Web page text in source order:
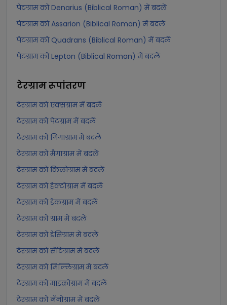
पेटग्राम को Denarius (Biblical Roman) में बदलें
पेटग्राम को Assarion (Biblical Roman) में बदलें
पेटग्राम को Quadrans (Biblical Roman) में बदलें
पेटग्राम को Lepton (Biblical Roman) में बदलें
टेरग्रामरूपांतरण
टेरग्राम को एक्सग्राम में बदलें
टेरग्राम को पेटग्राम में बदलें
टेरग्राम को गिगाग्राम में बदलें
टेरग्राम को मैगाग्राम में बदलें
टेरग्राम को किलोग्राम में बदलें
टेरग्राम को हेक्टोग्राम में बदलें
टेरग्राम को डेकग्राम में बदलें
टेरग्राम को ग्राम में बदलें
टेरग्राम को डेसिग्राम में बदलें
टेरग्राम को सेंटिग्राम में बदलें
टेरग्राम को मिल्लिग्राम में बदलें
टेरग्राम को माइक्रोग्राम में बदलें
टेरग्राम को नॅनोग्राम में बदलें